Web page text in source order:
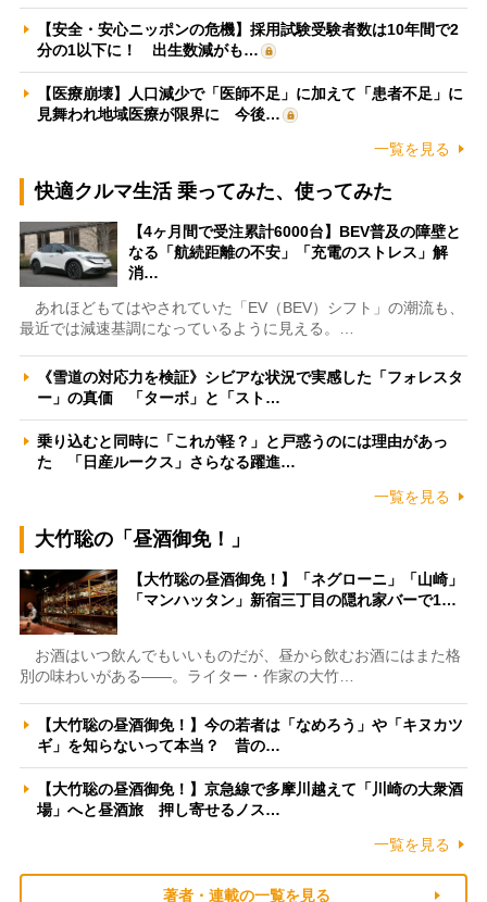
【安全・安心ニッポンの危機】採用試験受験者数は10年間で2
分の1以下に！ 出生数減がも…
【医療崩壊】人口減少で「医師不足」に加えて「患者不足」に
見舞われ地域医療が限界に 今後…
一覧を見る
快適クルマ生活 乗ってみた、使ってみた
【4ヶ月間で受注累計6000台】BEV普及の障壁と
なる「航続距離の不安」「充電のストレス」解
消…
あれほどもてはやされていた「EV（BEV）シフト」の潮流も、
最近では減速基調になっているように見える。…
《雪道の対応力を検証》シビアな状況で実感した「フォレスタ
ー」の真価 「ターボ」と「スト…
乗り込むと同時に「これが軽？」と戸惑うのには理由があっ
た 「日産ルークス」さらなる躍進…
一覧を見る
大竹聡の「昼酒御免！」
【大竹聡の昼酒御免！】「ネグローニ」「山崎」
「マンハッタン」新宿三丁目の隠れ家バーで1…
お酒はいつ飲んでもいいものだが、昼から飲むお酒にはまた格
別の味わいがある――。ライター・作家の大竹…
【大竹聡の昼酒御免！】今の若者は「なめろう」や「キヌカツ
ギ」を知らないって本当？ 昔の…
【大竹聡の昼酒御免！】京急線で多摩川越えて「川崎の大衆酒
場」へと昼酒旅 押し寄せるノス…
一覧を見る
著者・連載の一覧を見る